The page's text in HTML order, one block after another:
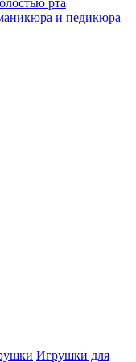
рта
и педикюра
Игрушки для